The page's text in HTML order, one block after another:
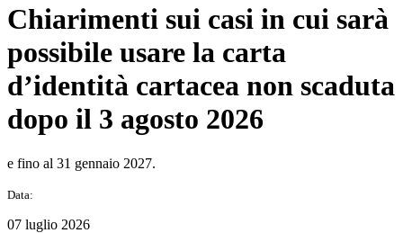
Chiarimenti sui casi in cui sarà
possibile usare la carta
d’identità cartacea non scaduta
dopo il 3 agosto 2026
e fino al 31 gennaio 2027.
Data:
07 luglio 2026